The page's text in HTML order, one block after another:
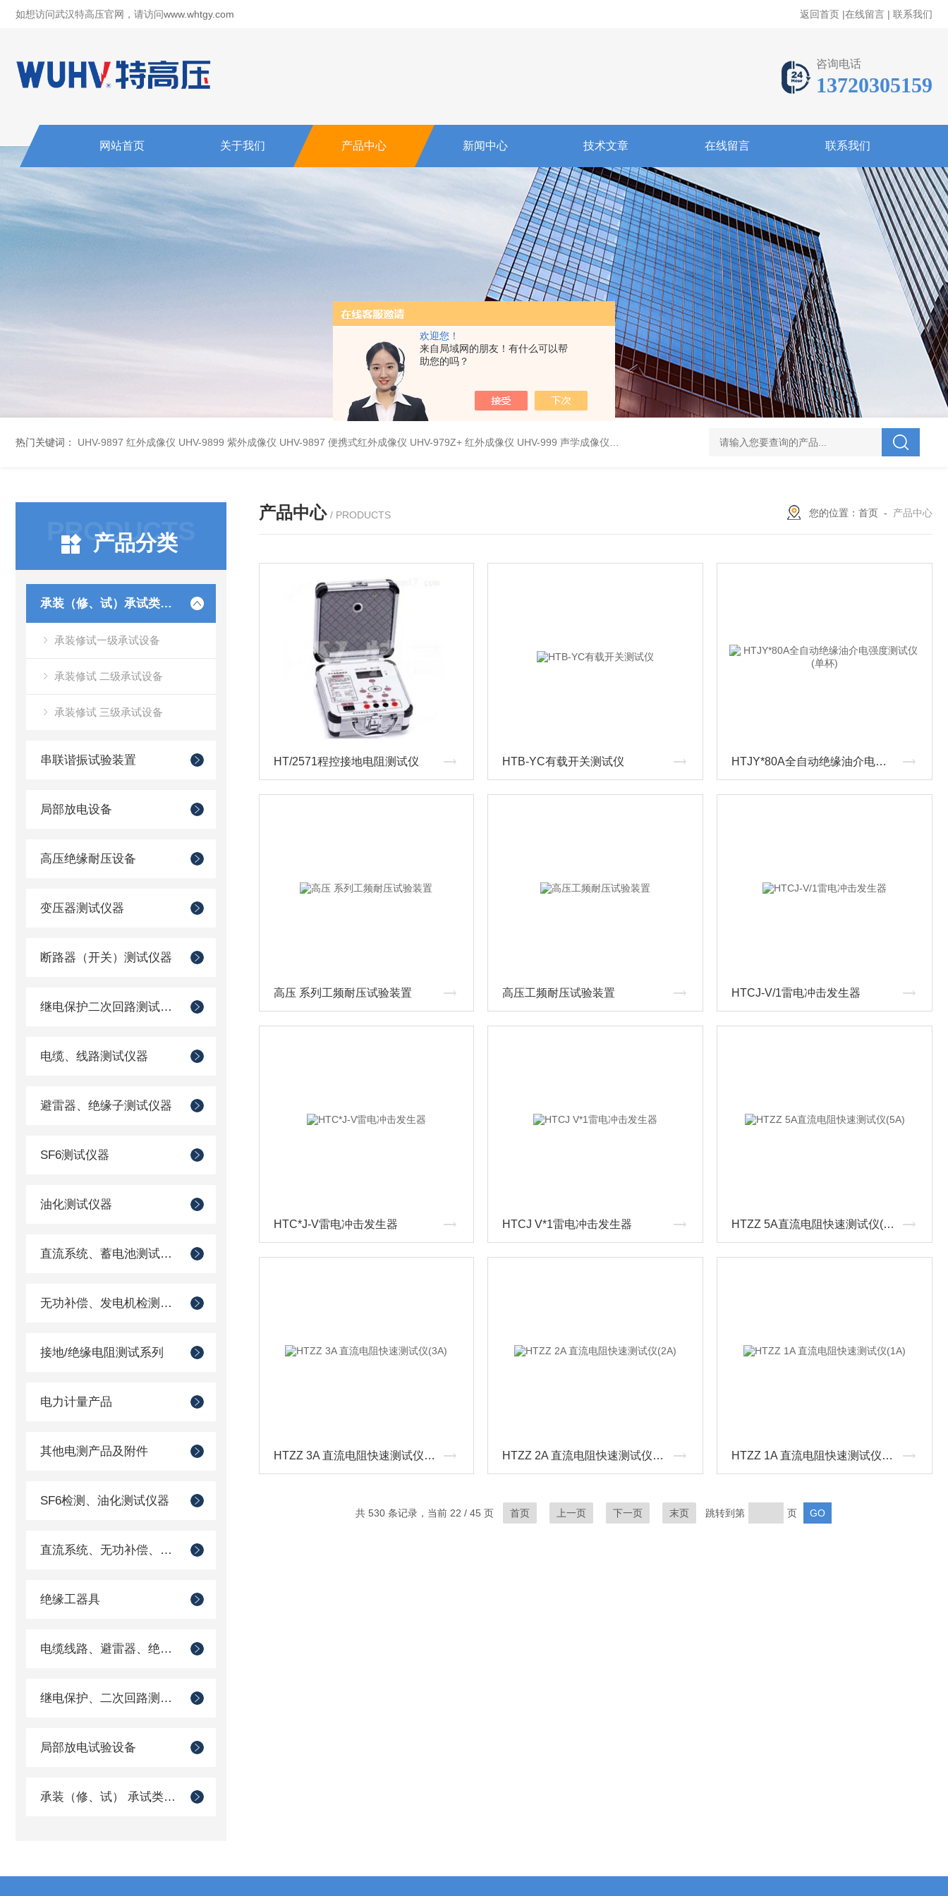
欢迎您！
来自局域网的朋友！有什么可以帮
助您的吗？
如想访问武汉特高压官网，请访问www.whtgy.com 返回首页 |在线留言 | 联系我们
咨询电话
13720305159
网站首页 关于我们 产品中心 新闻中心 技术文章 在线留言 联系我们
热门关键词： UHV-9897 红外成像仪 UHV-9899 紫外成像仪 UHV-9897 便携式红外成像仪 UHV-979Z+ 红外成像仪 UHV-999 声学成像仪 UHV-995 电力综合试验车 UHV-701 级差配合测试仪 UHV-646 全自动水溶
PRODUCTS
产品分类
承装（修、试）承试类仪器
承装修试一级承试设备
承装修试 二级承试设备
承装修试 三级承试设备
串联谐振试验装置
局部放电设备
高压绝缘耐压设备
变压器测试仪器
断路器（开关）测试仪器
继电保护二次回路测试仪器
电缆、线路测试仪器
避雷器、绝缘子测试仪器
SF6测试仪器
油化测试仪器
直流系统、蓄电池测试仪器
无功补偿、发电机检测仪器
接地/绝缘电阻测试系列
电力计量产品
其他电测产品及附件
SF6检测、油化测试仪器
直流系统、无功补偿、电池电机检测仪器
绝缘工器具
电缆线路、避雷器、绝缘子测试仪器
继电保护、二次回路测试仪器
局部放电试验设备
承装（修、试） 承试类仪器
产品中心 / PRODUCTS 您的位置： 首页 - 产品中心
HT/2571程控接地电阻测试仪 HTB-YC有载开关测试仪 HTJY*80A全自动绝缘油介电强度测试仪(单杯)
高压 系列工频耐压试验装置 高压工频耐压试验装置 HTCJ-V/1雷电冲击发生器
HTC*J-V雷电冲击发生器 HTCJ V*1雷电冲击发生器 HTZZ 5A直流电阻快速测试仪(5A)
HTZZ 3A 直流电阻快速测试仪(3A) HTZZ 2A 直流电阻快速测试仪(2A) HTZZ 1A 直流电阻快速测试仪(1A)
共 530 条记录，当前 22 / 45 页 首页 上一页 下一页 末页 跳转到第 页